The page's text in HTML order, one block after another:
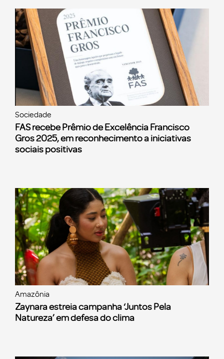
Sociedade
FAS recebe Prêmio de Excelência Francisco
Gros 2025, em reconhecimento a iniciativas
sociais positivas
Amazônia
Zaynara estreia campanha ‘Juntos Pela
Natureza’ em defesa do clima